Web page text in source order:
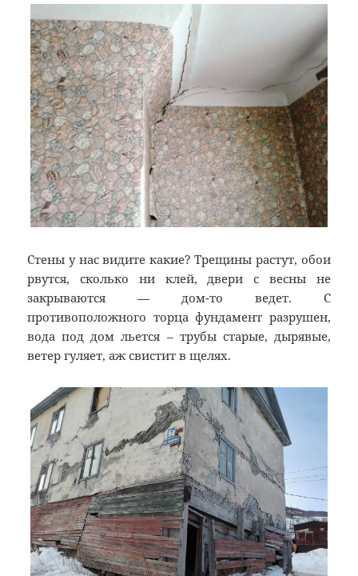
Стены у нас видите какие? Трещины растут, обои
рвутся, сколько ни клей, двери с весны не
закрываются — дом-то ведет. С
противоположного торца фундамент разрушен,
вода под дом льется – трубы старые, дырявые,
ветер гуляет, аж свистит в щелях.